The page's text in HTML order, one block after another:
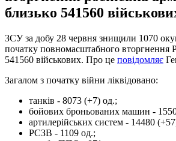
близько 541560
ЗСУ за добу 28 червня знищили 1070
початку повномасштабного вторгнення
541560 військових. Про це повідомляє
Загалом з початку війни ліквідовано:
танків - 8073 (+7) од.;
бойових броньованих машин -
артилерійських систем - 14480
РСЗВ - 1109 од.;